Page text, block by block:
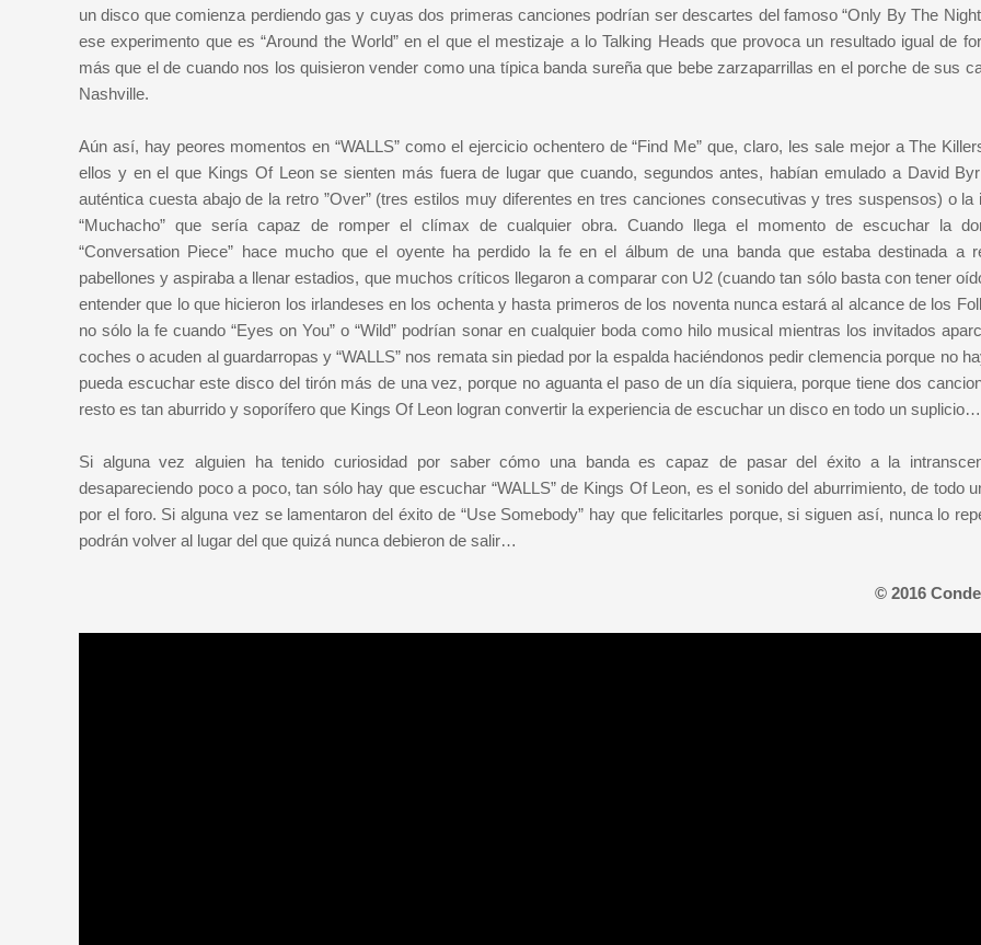
un disco que comienza perdiendo gas y cuyas dos primeras canciones podrían ser descartes del famoso “Only By The
ese experimento que es “Around the World” en el que el mestizaje a lo Talking Heads que provoca un resultado igual de
más que el de cuando nos los quisieron vender como una típica banda sureña que bebe zarzaparrillas en el porche de sus
Nashville.
Aún así, hay peores momentos en “WALLS” como el ejercicio ochentero de “Find Me” que, claro, les sale mejor a The
ellos y en el que Kings Of Leon se sienten más fuera de lugar que cuando, segundos antes, habían emulado a David
auténtica cuesta abajo de la retro ”Over” (tres estilos muy diferentes en tres canciones consecutivas y tres suspensos) o la
“Muchacho” que sería capaz de romper el clímax de cualquier obra. Cuando llega el momento de escuchar la
“Conversation Piece” hace mucho que el oyente ha perdido la fe en el álbum de una banda que estaba destinada a
pabellones y aspiraba a llenar estadios, que muchos críticos llegaron a comparar con U2 (cuando tan sólo basta con tener
entender que lo que hicieron los irlandeses en los ochenta y hasta primeros de los noventa nunca estará al alcance de los
no sólo la fe cuando “Eyes on You” o “Wild” podrían sonar en cualquier boda como hilo musical mientras los invitados
coches o acuden al guardarropas y “WALLS” nos remata sin piedad por la espalda haciéndonos pedir clemencia porque no
pueda escuchar este disco del tirón más de una vez, porque no aguanta el paso de un día siquiera, porque tiene dos
resto es tan aburrido y soporífero que Kings Of Leon logran convertir la experiencia de escuchar un disco en todo un suplicio…
Si alguna vez alguien ha tenido curiosidad por saber cómo una banda es capaz de pasar del éxito a la
desapareciendo poco a poco, tan sólo hay que escuchar “WALLS” de Kings Of Leon, es el sonido del aburrimiento, de todo
por el foro. Si alguna vez se lamentaron del éxito de “Use Somebody” hay que felicitarles porque, si siguen así, nunca lo
podrán volver al lugar del que quizá nunca debieron de salir…
© 2016